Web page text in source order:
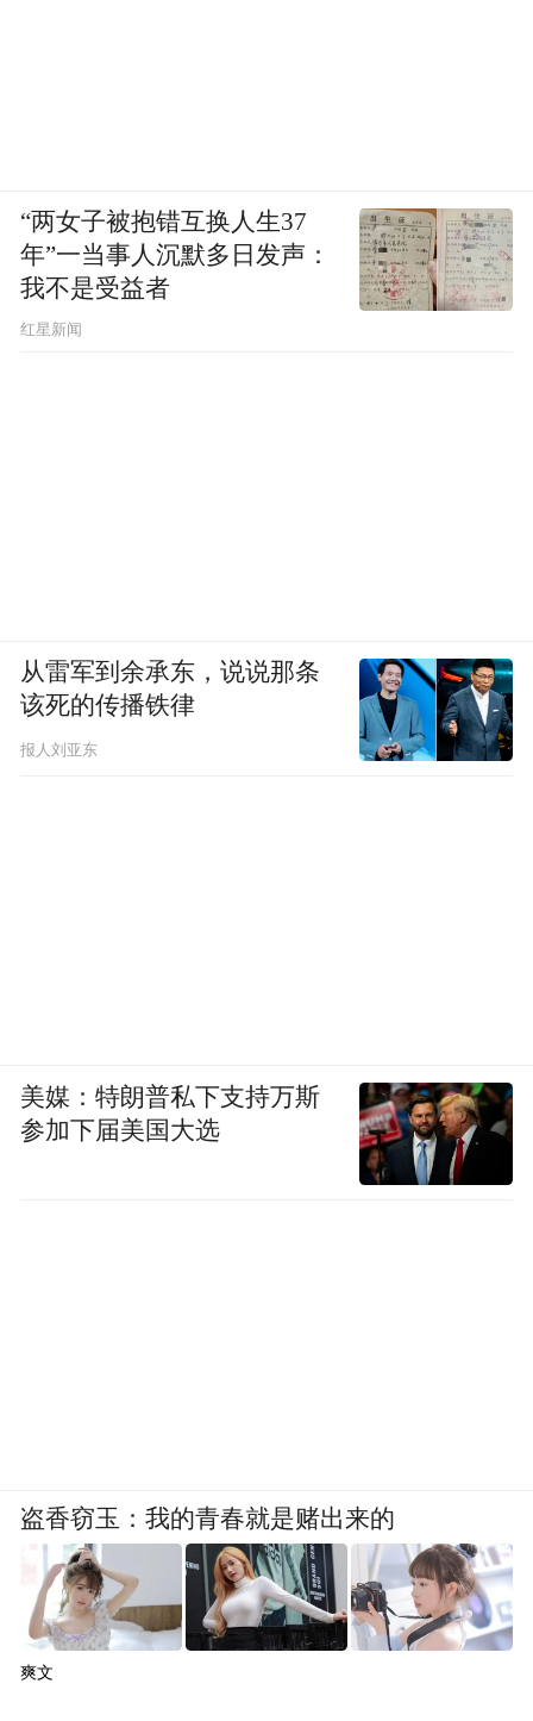
“两女子被抱错互换人生37
年”一当事人沉默多日发声：
我不是受益者
红星新闻
从雷军到余承东，说说那条
该死的传播铁律
报人刘亚东
美媒：特朗普私下支持万斯
参加下届美国大选
盗香窃玉：我的青春就是赌出来的
爽文